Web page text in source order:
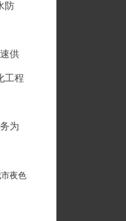
防
供
工程
为
夜色